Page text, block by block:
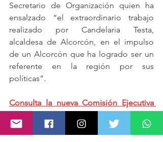
Secretario de Organización quien ha
ensalzado “el extraordinario trabajo
realizado por Candelaria Testa,
alcaldesa de Alcorcón, en el impulso
de un Alcorcón que ha logrado ser un
referente en la región por sus
políticas”.
Consulta la nueva Comisión Ejecutiva
Noticias